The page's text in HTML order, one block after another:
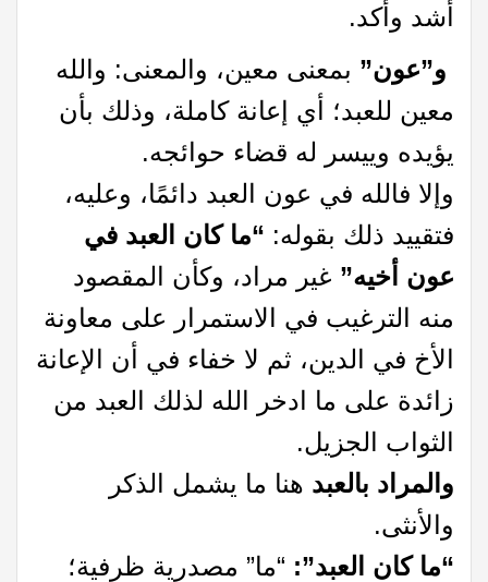
أشد وأكد.
و”عون” بمعنى معين، والمعنى: والله
معين للعبد؛ أي إعانة كاملة، وذلك بأن
يؤيده وييسر له قضاء حوائجه.
وإلا فالله في عون العبد دائمًا، وعليه،
فتقييد ذلك بقوله: “ما كان العبد في
عون أخيه” غير مراد، وكأن المقصود
منه الترغيب في الاستمرار على معاونة
الأخ في الدين، ثم لا خفاء في أن الإعانة
زائدة على ما ادخر الله لذلك العبد من
الثواب الجزيل.
والمراد بالعبد هنا ما يشمل الذكر
والأنثى.
“ما كان العبد”: “ما” مصدرية ظرفية؛